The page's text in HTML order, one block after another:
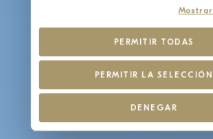
PERMITIR TODAS
PERMITIR LA SELECCIÓN
DENEGAR